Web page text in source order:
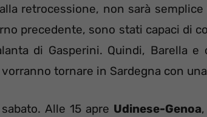
retrocessione, non sarà semplice
precedente, sono stati capaci di
di Gasperini. Quindi, Barella e
tornare in Sardegna con
Alle 15 apre Udinese-Genoa